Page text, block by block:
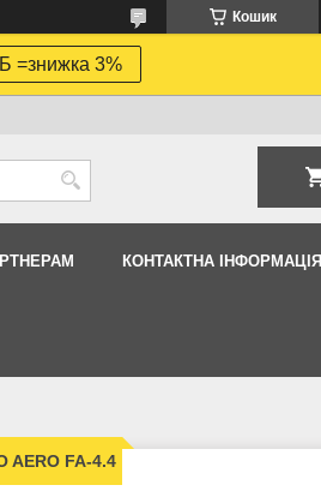
Кошик
=знижка 3%
КОНТАКТНА ІНФОРМАЦІЯ
AERO FA-4.4